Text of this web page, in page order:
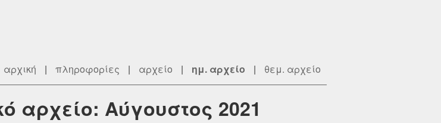
αρχική | πληροφορίες | αρχείο | ημ. αρχείο | θεμ. αρχείο
αρχείο: Αύγουστος 2021